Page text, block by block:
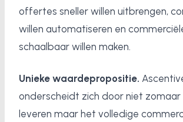
offertes sneller willen uitbrengen,
willen automatiseren en
schaalbaar willen maken.
Unieke waardepropositie.
onderscheidt zich door niet
leveren maar het volledige